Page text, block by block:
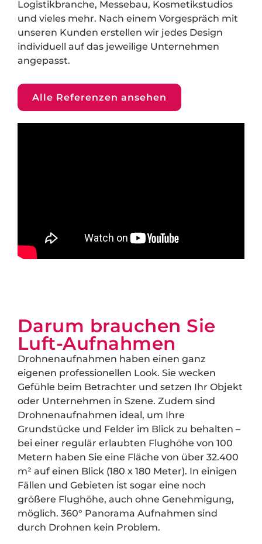
Logistikbranche, Messebau, Kosmetikstudios
und vieles mehr. Nach einem Vorgespräch mit
unseren Kunden erstellen wir jedes Design
individuell auf das jeweilige Unternehmen
angepasst.
Alle Referenzen ansehen
Darum brauchen Sie
Luft-Aufnahmen
Drohnenaufnahmen haben einen ganz
eigenen professionellen Look. Sie wecken
Gefühle beim Betrachter und setzen Ihr Objekt
oder Unternehmen in Szene. Zudem sind
Drohnenaufnahmen ideal, um Ihre
Grundstücke und Felder im Blick zu behalten –
bei einer regulär erlaubten Flughöhe von 100
Metern haben Sie eine Fläche von über 32.400
m² auf einen Blick (180 x 180 Meter). In einigen
Fällen und Gebieten ist sogar eine noch
größere Flughöhe, auch ohne Genehmigung,
möglich. 360° Panorama Aufnahmen sind
durch Drohnen kein Problem.